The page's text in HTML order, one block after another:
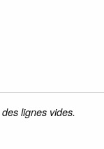
lignes vides.